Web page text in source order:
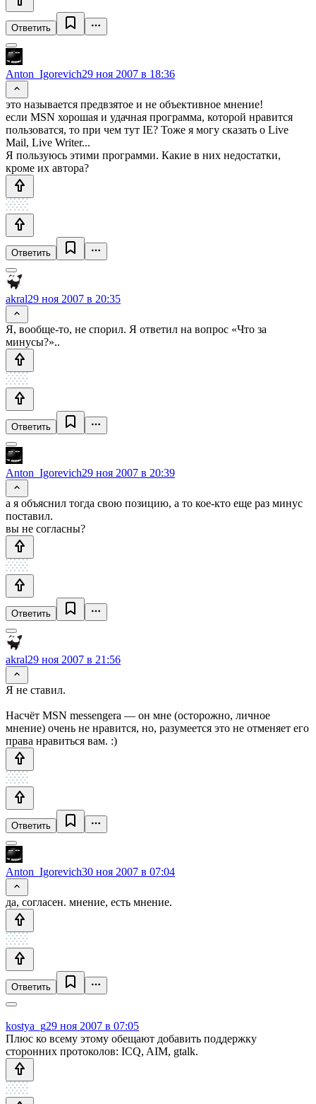
Ответить
Anton_Igorevich29 ноя 2007 в 18:36
это называется предвзятое и не объективное мнение!
если MSN хорошая и удачная программа, которой нравится
пользоватся, то при чем тут IE? Тоже я могу сказать о Live
Mail, Live Writer...
Я пользуюсь этими программи. Какие в них недостатки,
кроме их автора?
Ответить
akral29 ноя 2007 в 20:35
Я, вообще-то, не спорил. Я ответил на вопрос «Что за
минусы?»..
Ответить
Anton_Igorevich29 ноя 2007 в 20:39
а я объяснил тогда свою позицию, а то кое-кто еще раз минус
поставил.
вы не согласны?
Ответить
akral29 ноя 2007 в 21:56
Я не ставил.
Насчёт MSN messengerа — он мне (осторожно, личное
мнение) очень не нравится, но, разумеется это не отменяет его
права нравиться вам. :)
Ответить
Anton_Igorevich30 ноя 2007 в 07:04
да, согласен. мнение, есть мнение.
Ответить
kostya_g29 ноя 2007 в 07:05
Плюс ко всему этому обещают добавить поддержку
сторонних протоколов: ICQ, AIM, gtalk.